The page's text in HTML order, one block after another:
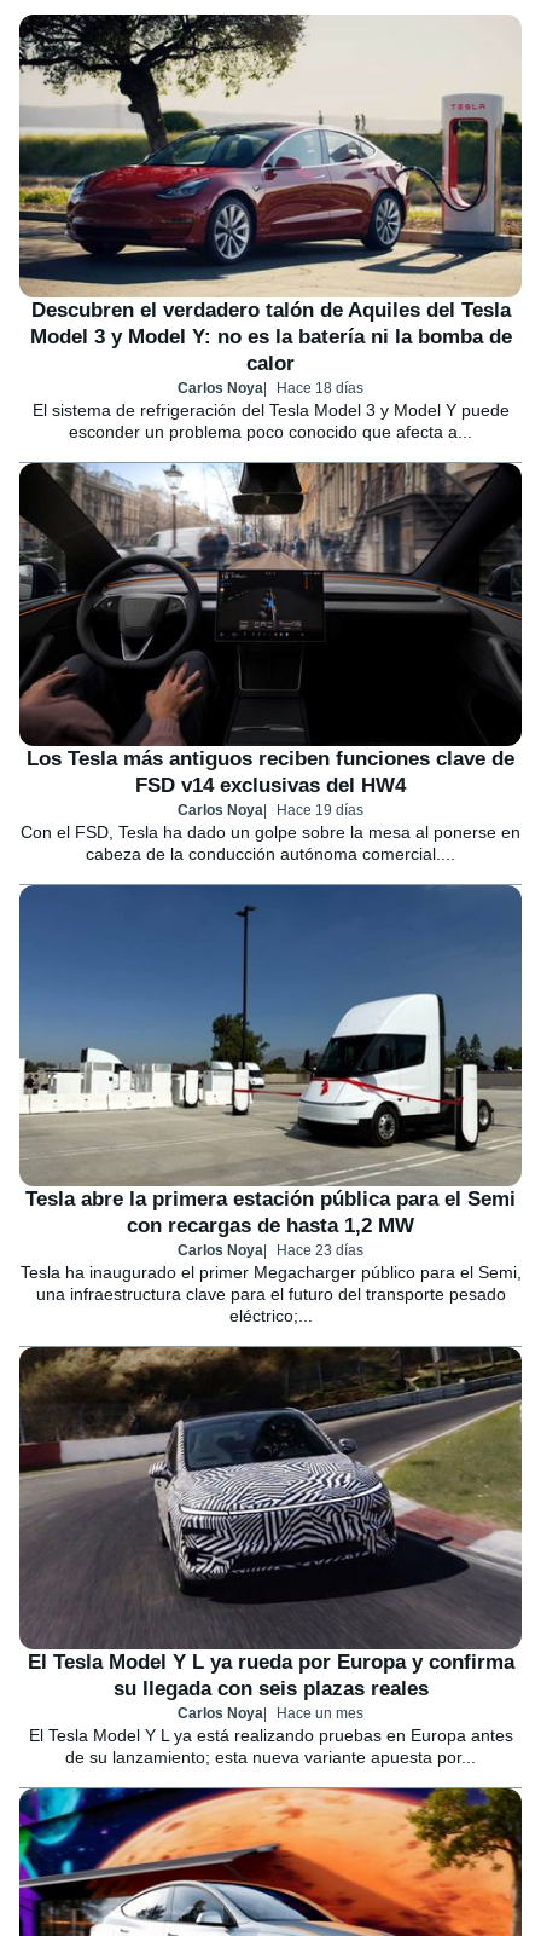
Descubren el verdadero talón de Aquiles del Tesla
Model 3 y Model Y: no es la batería ni la bomba de
calor
Carlos Noya Hace 18 días
El sistema de refrigeración del Tesla Model 3 y Model Y puede
esconder un problema poco conocido que afecta a...
Los Tesla más antiguos reciben funciones clave de
FSD v14 exclusivas del HW4
Carlos Noya Hace 19 días
Con el FSD, Tesla ha dado un golpe sobre la mesa al ponerse en
cabeza de la conducción autónoma comercial....
Tesla abre la primera estación pública para el Semi
con recargas de hasta 1,2 MW
Carlos Noya Hace 23 días
Tesla ha inaugurado el primer Megacharger público para el Semi,
una infraestructura clave para el futuro del transporte pesado
eléctrico;...
El Tesla Model Y L ya rueda por Europa y confirma
su llegada con seis plazas reales
Carlos Noya Hace un mes
El Tesla Model Y L ya está realizando pruebas en Europa antes
de su lanzamiento; esta nueva variante apuesta por...